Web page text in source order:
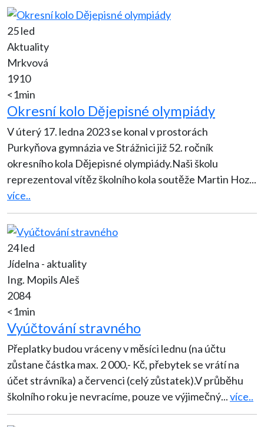
25 led
Aktuality
Mrkvová
1910
<1min
Okresní kolo Dějepisné olympiády
V úterý 17. ledna 2023 se konal v prostorách
Purkyňova gymnázia ve Strážnici již 52. ročník
okresního kola Dějepisné olympiády.Naši školu
reprezentoval vítěz školního kola soutěže Martin Hoz...
více..
24 led
Jídelna - aktuality
Ing. Mopils Aleš
2084
<1min
Vyúčtování stravného
Přeplatky budou vráceny v měsíci lednu (na účtu
zůstane částka max. 2 000,- Kč, přebytek se vrátí na
účet strávníka) a červenci (celý zůstatek).V průběhu
školního roku je nevracíme, pouze ve výjimečný...více..